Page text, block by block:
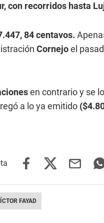
con recorridos hasta
84 centavos.
Cornejoel
en contrario y se
a lo ya emitido
FAYAD